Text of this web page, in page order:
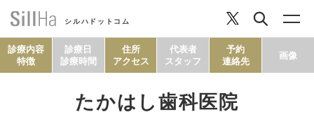
シルハドットコム
診療内容
特徴
診療日
診療時間
住所
アクセス
代表者
スタッフ
予約
連絡先
画像
たかはし歯科医院